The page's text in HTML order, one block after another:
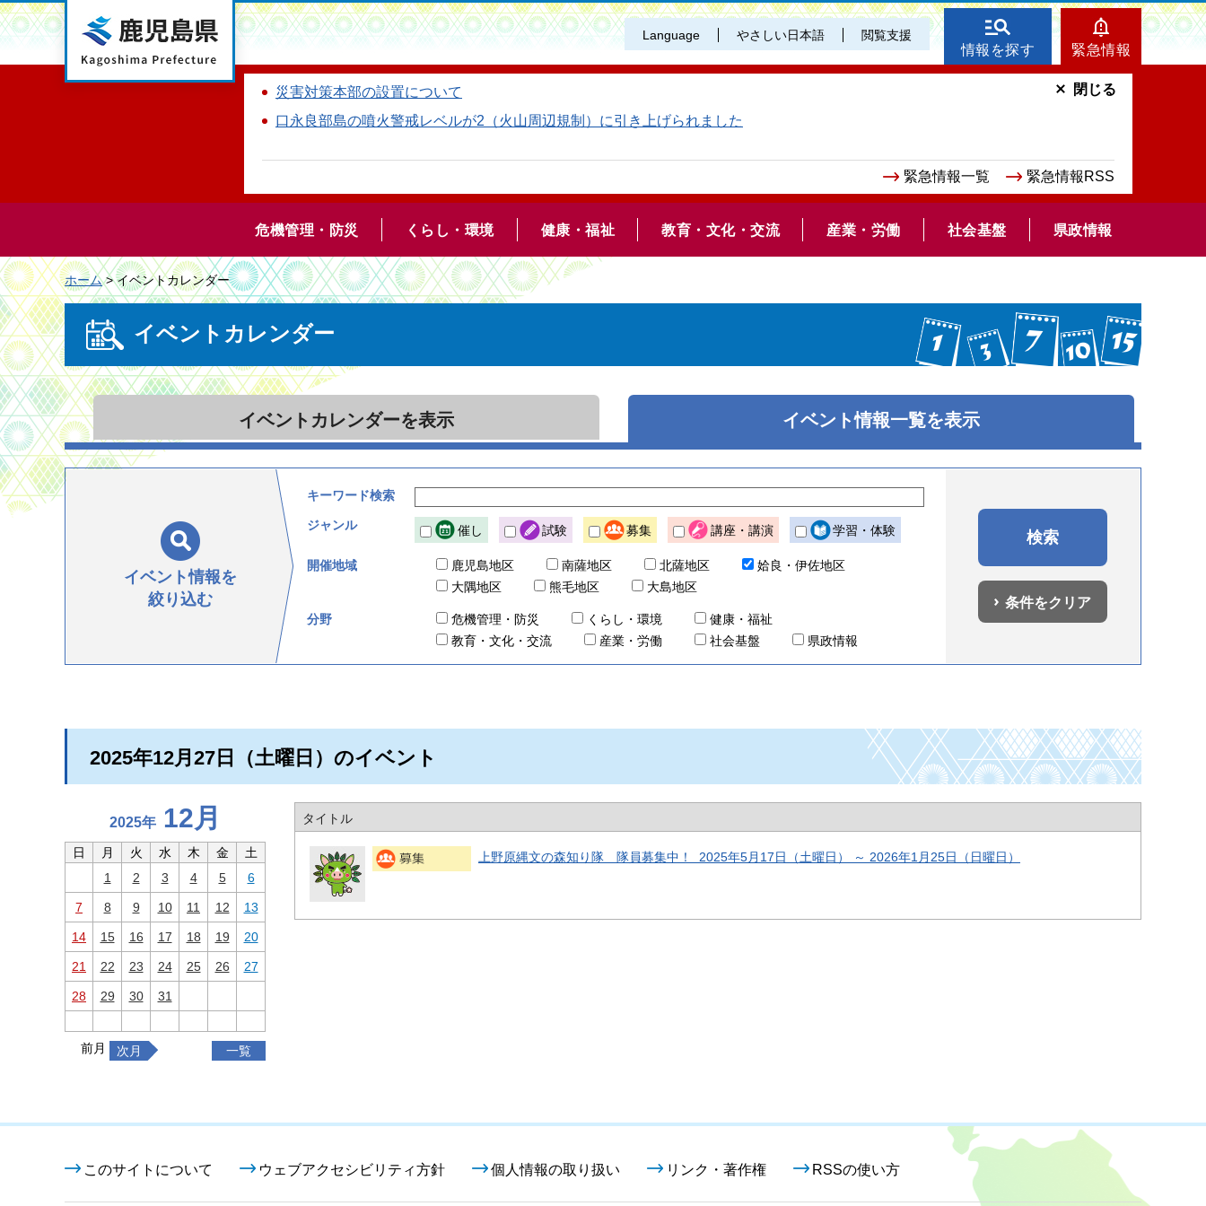
鹿児島県 Language やさしい日本語 閲覧支援
情報を探す 緊急情報
災害対策本部の設置について
口永良部島の噴火警戒レベルが2（火山周辺規制）に引き上げられました
緊急情報一覧 緊急情報RSS
閉じる
危機管理・防災 くらし・環境 健康・福祉 教育・文化・交流 産業・労働 社会基盤 県政情報
ホーム> イベントカレンダー
イベントカレンダー
イベント カレンダーを表示 イベント情報一覧を表示
イベント情報を
絞り込む
キーワード検索
ジャンル 催し 試験 募集 講座・講演 学習・体験
開催地域 鹿児島地区 南薩地区 北薩地区
姶良・伊佐地区
大隅地区
熊毛地区 大島地区
分野 危機管理・防災 くらし・環境
健康・福祉
教育・文化・交流
産業・労働 社会基盤 県政情報
条件をクリア
2025年12月27日（土曜日）のイベント
2025年 12月
日 月 火 水 木 金
土
1
2 3 4 5 6
7 8 9 10 11 12 13
14 15 16 17 18 19 20
21 22 23 24 25 26 27
28 29 30 31
前月 一覧
次月
タイトル
上野原縄文の森知り隊 隊員募集中！ 2025年5月17日（土曜日） ～ 2026年1月25日（日曜日）
このサイトについて ウェブアクセシビリティ方針 個人情報の取り扱い リンク・著作権 RSSの使い方